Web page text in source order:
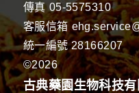
傳真 05-5575310
客服信箱
統一編號 28166207
©2026
古典藥園生物科技